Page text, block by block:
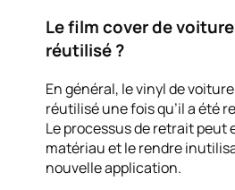
Le film cover de
réutilisé ?
En général, le vinyl de
réutilisé une fois qu’il a été
Le processus de retrait peut
matériau et le rendre
nouvelle application.